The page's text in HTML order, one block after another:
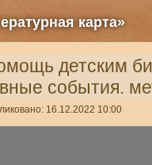
карта»
детским
события.
16.12.2022 10:00